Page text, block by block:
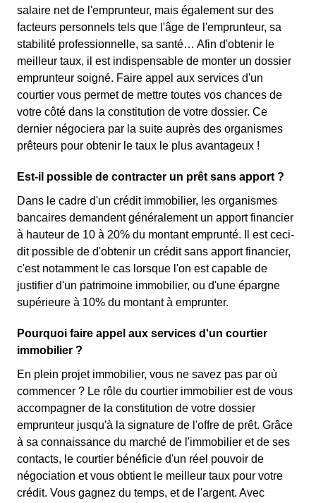
salaire net de l'emprunteur, mais également sur des
facteurs personnels tels que l'âge de l'emprunteur, sa
stabilité professionnelle, sa santé… Afin d'obtenir le
meilleur taux, il est indispensable de monter un dossier
emprunteur soigné. Faire appel aux services d'un
courtier vous permet de mettre toutes vos chances de
votre côté dans la constitution de votre dossier. Ce
dernier négociera par la suite auprès des organismes
prêteurs pour obtenir le taux le plus avantageux !
Est-il possible de contracter un prêt sans apport ?
Dans le cadre d'un crédit immobilier, les organismes
bancaires demandent généralement un apport financier
à hauteur de 10 à 20% du montant emprunté. Il est ceci-
dit possible de d'obtenir un crédit sans apport financier,
c'est notamment le cas lorsque l'on est capable de
justifier d'un patrimoine immobilier, ou d'une épargne
supérieure à 10% du montant à emprunter.
Pourquoi faire appel aux services d'un courtier
immobilier ?
En plein projet immobilier, vous ne savez pas par où
commencer ? Le rôle du courtier immobilier est de vous
accompagner de la constitution de votre dossier
emprunteur jusqu'à la signature de l'offre de prêt. Grâce
à sa connaissance du marché de l'immobilier et de ses
contacts, le courtier bénéficie d'un réel pouvoir de
négociation et vous obtient le meilleur taux pour votre
crédit. Vous gagnez du temps, et de l'argent. Avec